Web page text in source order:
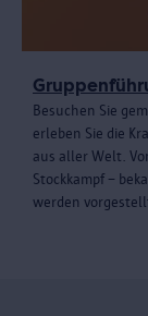
Besuchen Sie
erleben Sie die
aus aller Welt.
Stockkampf –
werden